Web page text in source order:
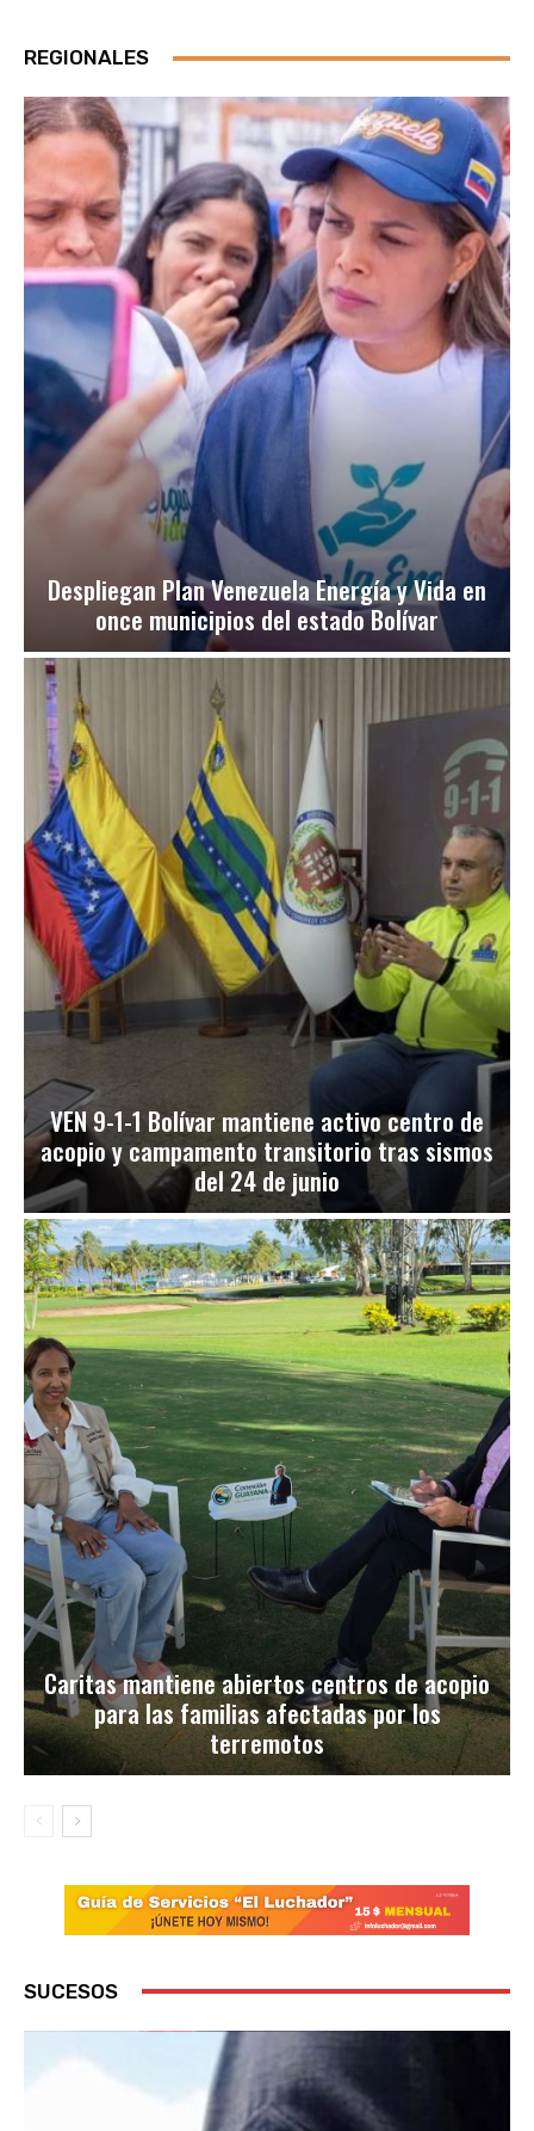
REGIONALES
Despliegan Plan Venezuela Energía y Vida en
once municipios del estado Bolívar
VEN 9-1-1 Bolívar mantiene activo centro de
acopio y campamento transitorio tras sismos
del 24 de junio
Caritas mantiene abiertos centros de acopio
para las familias afectadas por los
terremotos
SUCESOS